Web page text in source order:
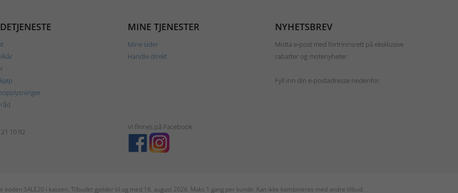
MINE TJENESTER
Mine sider
Handle direkt
NYHETSBREV
Motta e-post med fortrinnsrett på eksklusive
rabatter og motenyheter.
Fyll inn din e-postadresse nedenfor.
10 92
Vi finnes på Facebook
koden SALE20 i kassen. Tilbudet gjelder til og med 16. august 2026. Maks 1 gang per kunde. Kan ikke kombineres med andre tilbud.